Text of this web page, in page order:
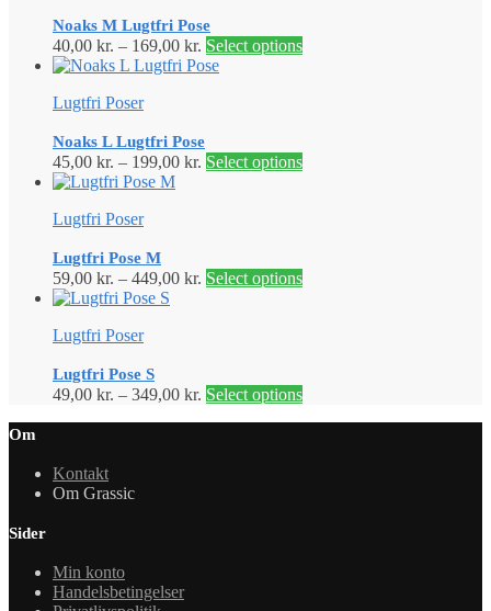
Noaks M Lugtfri Pose
40,00 kr. – 169,00 kr. Select options
Lugtfri Poser
Noaks L Lugtfri Pose
45,00 kr. – 199,00 kr. Select options
Lugtfri Poser
Lugtfri Pose M
59,00 kr. – 449,00 kr. Select options
Lugtfri Poser
Lugtfri Pose S
49,00 kr. – 349,00 kr. Select options
Om
Kontakt
Om Grassic
Sider
Min konto
Handelsbetingelser